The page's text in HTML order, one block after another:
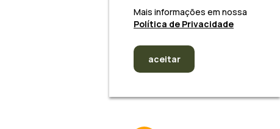
Mais informações em nossa
Política de Privacidade
aceitar